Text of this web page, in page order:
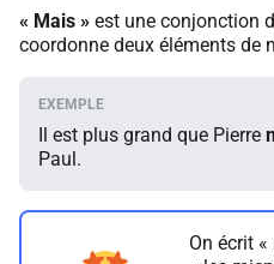
« Mais » est une conjonction
coordonne deux éléments de
Il est plus grand que Pierre
Paul.
On écrit